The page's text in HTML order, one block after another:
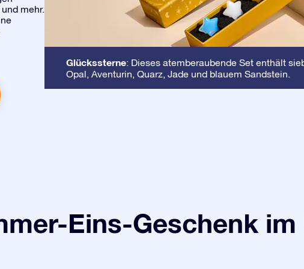
mehr.
Glückssterne: Dieses atemberaubende Set enthält
Opal, Aventurin, Quarz, Jade und blauem Sandstein.
Eins-Geschenk